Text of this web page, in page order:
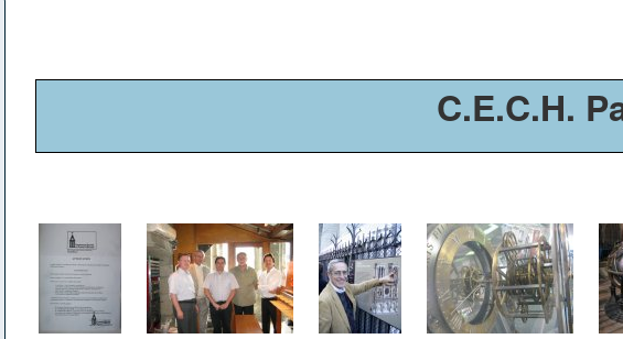
C.E.C.H.